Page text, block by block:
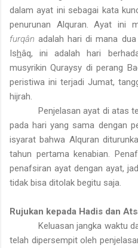
dalam ayat ini sebagai kata
penurunan Alquran.Ayat ini
furqân adalah hari di mana
Ishâq, ini adalah hari
musyrikin Quraysy di perang
peristiwa ini terjadi Jumat,
hijrah.
Penjelasan ayat di atas
pada hari yang sama dengan
isyarat bahwa Alquran
tahun pertama kenabian.
penafsiran ayat dengan ayat,
tidak bisa ditolak begitu saja.
Rujukan kepada Hadis dan
Keluasan jangka waktu
telah dipersempit oleh